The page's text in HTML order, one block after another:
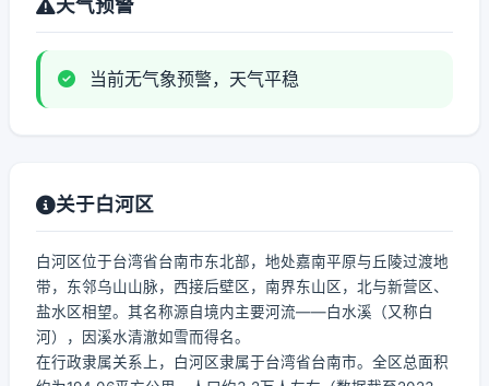
天气预警
当前无气象预警，天气平稳
关于白河区
白河区位于台湾省台南市东北部，地处嘉南平原与丘陵过渡地
带，东邻乌山山脉，西接后壁区，南界东山区，北与新营区、
盐水区相望。其名称源自境内主要河流——白水溪（又称白
河），因溪水清澈如雪而得名。
在行政隶属关系上，白河区隶属于台湾省台南市。全区总面积